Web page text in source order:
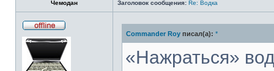
Чемодан Заголовок сообщения: Re: Водка
в
сети
Commander Roy писал(а): *
«Нажраться»